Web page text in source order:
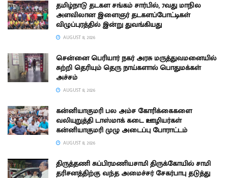
தமிழ்நாடு தடகள சங்கம் சார்பில், 7வது மாநில
அளவிலான இளைஞர் தடகளப்போட்டிகள்
விழுப்புரத்தில் இன்று துவங்கியது
AUGUST 8, 2026
சென்னை பெரியார் நகர் அரசு மருத்துவமனையில்
சுற்றி தெரியும் தெரு நாய்களால் பொதுமக்கள்
அச்சம்
AUGUST 8, 2026
கன்னியாகுமரி பல அம்ச கோரிக்கைகளை
வலியுறுத்தி டாஸ்மாக் கடை ஊழியர்கள்
கன்னியாகுமரி முழு அடைப்பு போராட்டம்
AUGUST 8, 2026
திருத்தணி சுப்பிரமணியசாமி திருக்கோயில் சாமி
தரிசனத்திற்கு வந்த அமைச்சர் சேகர்பாபு தடுத்து